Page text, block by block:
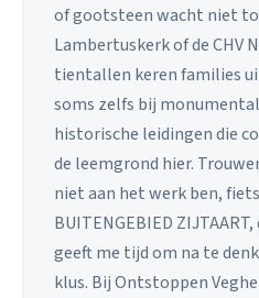
of gootsteen wacht niet
Lambertuskerk of de CHV
tientallen keren families
soms zelfs bij
historische leidingen die
de leemgrond hier.
niet aan het werk ben,
BUITENGEBIED
geeft me tijd om na te
klus. Bij Ontstoppen